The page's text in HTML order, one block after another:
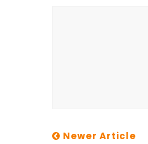
Newer Article